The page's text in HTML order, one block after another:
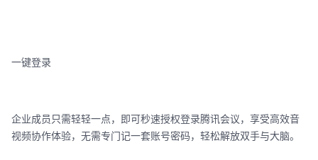
一键登录
企业成员只需轻轻一点，即可秒速授权登录腾讯会议，享受高效音
视频协作体验，无需专门记一套账号密码，轻松解放双手与大脑。